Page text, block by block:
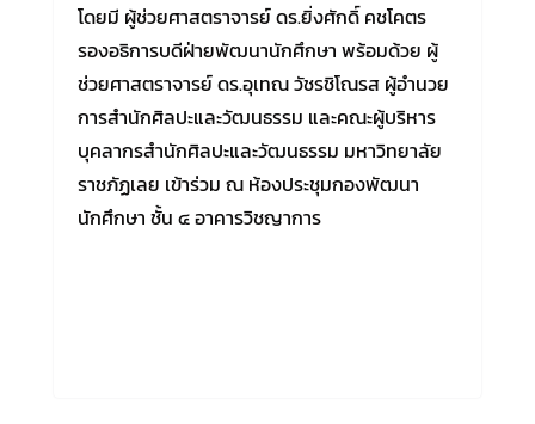
โดยมี ผู้ช่วยศาสตราจารย์ ดร.ยิ่งศักดิ์ คชโคตร
รองอธิการบดีฝ่ายพัฒนานักศึกษา พร้อมด้วย ผู้
ช่วยศาสตราจารย์ ดร.อุเทณ วัชรชิโณรส ผู้อำนวย
การสำนักศิลปะและวัฒนธรรม และคณะผู้บริหาร
บุคลากรสำนักศิลปะและวัฒนธรรม มหาวิทยาลัย
ราชภัฏเลย เข้าร่วม ณ ห้องประชุมกองพัฒนา
นักศึกษา ชั้น ๔ อาคารวิชญาการ